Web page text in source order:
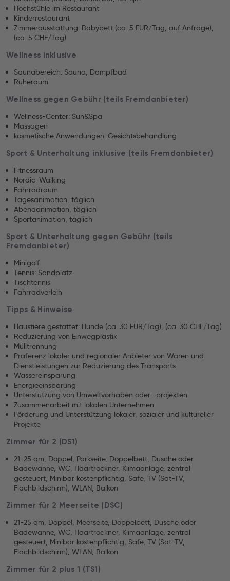
Hochstühle im Restaurant
Kinderrestaurant
Zimmerausstattung: Babybett (ca. 5 EUR/Tag, auf Anfrage),
(ca. 5 CHF/Tag)
Wellness inklusive
Saunabereich: Sauna, Dampfbad
Ruheraum
Wellness gegen Gebühr (teils Fremdanbieter)
Wellness-Center: Sun&Spa
Massagen
kosmetische Anwendungen: Gesichtsbehandlung
Sport & Unterhaltung inklusive (teils Fremdanbieter)
Fitnessraum
Nordic-Walking
Fahrradraum
Tagesanimation, täglich
Abendanimation, täglich
Sportanimation, täglich
Sport & Unterhaltung gegen Gebühr (teils
Fremdanbieter)
Minigolf
Tennis: Sandplatz
Tischtennis
Fahrradverleih
Tipps & Hinweise
Haustiere gestattet: Hunde (ca. 30 EUR/Tag), (ca. 30 CHF/Tag)
Reduzierung von Einwegplastik
Mülltrennung
Präferenz lokaler und regionaler Anbieter von Waren und
Dienstleistungen zur Reduzierung des Transports
Wassereinsparung
Energieeinsparung
Unterstützung von Umweltvorhaben oder -projekten
Zusammenarbeit mit lokalen Unternehmen
Förderung und Unterstützung lokaler, sozialer und kultureller
Projekte
Zimmer für 2 (DS1)
21-25 qm, Doppel, Parkseite, Doppelbett, Dusche oder
Badewanne, WC, Haartrockner, Klimaanlage, zentral
gesteuert, Minibar kostenpflichtig, Safe, TV (Sat-TV,
Flachbildschirm), WLAN, Balkon
Zimmer für 2 Meerseite (DSC)
21-25 qm, Doppel, Meerseite, Doppelbett, Dusche oder
Badewanne, WC, Haartrockner, Klimaanlage, zentral
gesteuert, Minibar kostenpflichtig, Safe, TV (Sat-TV,
Flachbildschirm), WLAN, Balkon
Zimmer für 2 plus 1 (TS1)